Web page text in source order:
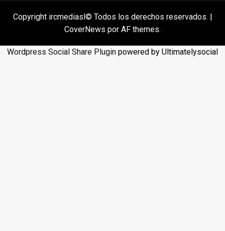
Copyright ircmediasl© Todos los derechos reservados.
CoverNews por AF themes.
Wordpress Social Share Plugin powered by Ultimatelysocial